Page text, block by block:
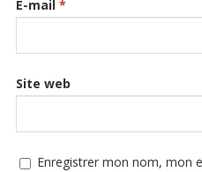
E-mail *
Site web
Enregistrer mon nom, mon